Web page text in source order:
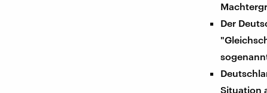
Der
Situation